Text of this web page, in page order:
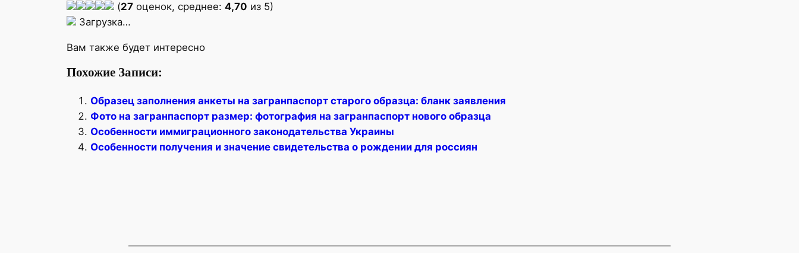
(27 оценок, среднее: 4,70 из 5)
Загрузка…
Вам также будет интересно
Похожие Записи:
Образец заполнения анкеты на загранпаспорт старого образца: бланк заявления
Фото на загранпаспорт размер: фотография на загранпаспорт нового образца
Особенности иммиграционного законодательства Украины
Особенности получения и значение свидетельства о рождении для россиян